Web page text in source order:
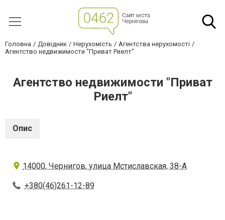
Головна Довідник Нерухомість
Агентства нерухомості
Агентство недвижимости "Приват Риелт"
Агентство недвижимости "Приват
Риелт"
Опис
14000, Чернигов, улица Мстиславская, 38-А
+380(46)261-12-89